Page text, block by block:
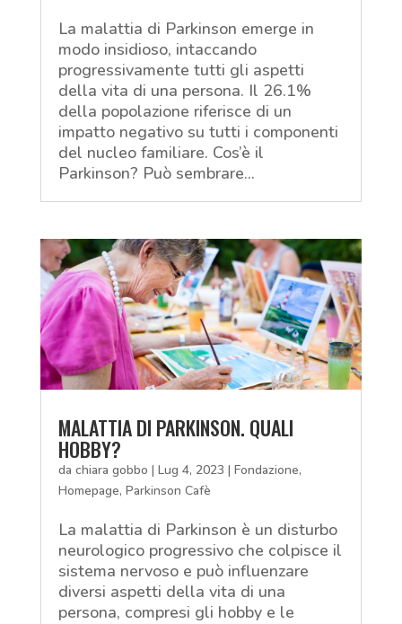
La malattia di Parkinson emerge in
modo insidioso, intaccando
progressivamente tutti gli aspetti
della vita di una persona. Il 26.1%
della popolazione riferisce di un
impatto negativo su tutti i componenti
del nucleo familiare. Cos’è il
Parkinson? Può sembrare...
MALATTIA DI PARKINSON. QUALI
HOBBY?
da chiara gobbo | Lug 4, 2023 | Fondazione,
Homepage, Parkinson Cafè
La malattia di Parkinson è un disturbo
neurologico progressivo che colpisce il
sistema nervoso e può influenzare
diversi aspetti della vita di una
persona, compresi gli hobby e le